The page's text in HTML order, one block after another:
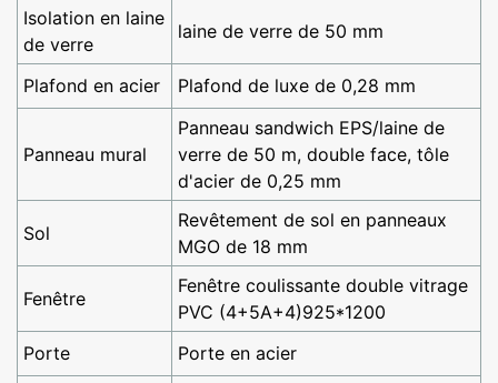
Isolation en laine
de verre
laine de verre de 50 mm
Plafond en acier Plafond de luxe de 0,28 mm
Panneau mural
Panneau sandwich EPS/laine de
verre de 50 m, double face, tôle
d'acier de 0,25 mm
Sol
Revêtement de sol en panneaux
MGO de 18 mm
Fenêtre
Fenêtre coulissante double vitrage
PVC (4+5A+4)925*1200
Porte
Porte en acier